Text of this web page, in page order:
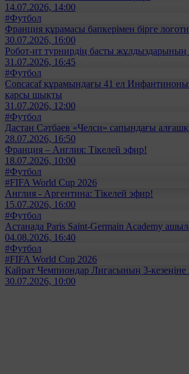
14.07.2026, 14:00
#Футбол
Франция құрамасы бапкерімен бірге
30.07.2026, 16:00
Робот-ит турнирдің басты жұлдыздарының
31.07.2026, 16:45
#Футбол
Concacaf құрамындағы 41 ел
қарсы шықты
31.07.2026, 12:00
#Футбол
Дастан Сәтбаев «Челси» сапындағы
28.07.2026, 16:50
Франция – Англия: Тікелей эфир!
18.07.2026, 10:00
#Футбол
#FIFA World Cup 2026
Англия - Аргентина: Тікелей эфир!
15.07.2026, 16:00
#Футбол
Астанада Paris Saint-Germain Academy
04.08.2026, 16:40
#Футбол
#FIFA World Cup 2026
Қайрат Чемпиондар Лигасының 3-
30.07.2026, 10:00